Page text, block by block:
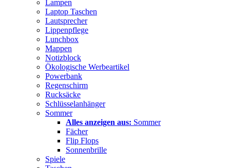
Lampen
Laptop Taschen
Lautsprecher
Lippenpflege
Lunchbox
Mappen
Notizblock
Ökologische Werbeartikel
Powerbank
Regenschirm
Rucksäcke
Schlüsselanhänger
Sommer
Alles anzeigen aus: Sommer
Fächer
Flip Flops
Sonnenbrille
Spiele